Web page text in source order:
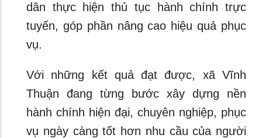
dân thực hiện thủ tục hành chính trực
tuyến, góp phần nâng cao hiệu quả phục
vụ.
Với những kết quả đạt được, xã Vĩnh
Thuận đang từng bước xây dựng nền
hành chính hiện đại, chuyên nghiệp, phục
vụ ngày càng tốt hơn nhu cầu của người